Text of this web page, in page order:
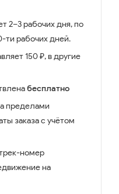
2–3 рабочих дня, по
ти рабочих дней.
150 ₽, в другие
бесплатно
пределами
заказа с учётом
номер
на